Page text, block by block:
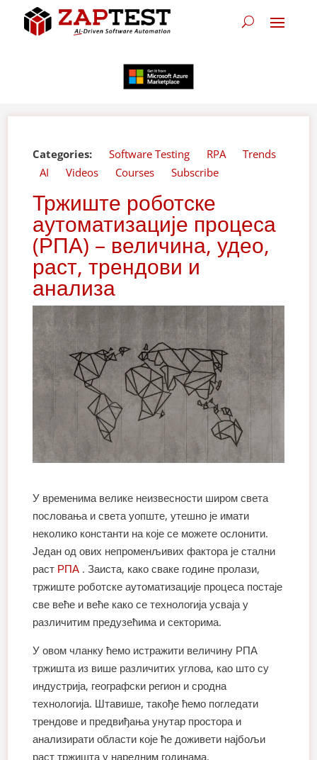
Categories: Software Testing RPA
Trends
AI
Videos Courses Subscribe
Тржиште роботске
аутоматизације процеса
(РПА) – величина, удео,
раст, трендови и
анализа
У временима велике неизвесности широм света
пословања и света уопште, утешно је имати
неколико константи на које се можете ослонити.
Један од ових непроменљивих фактора је стални
раст РПА . Заиста, како сваке године пролази,
тржиште роботске аутоматизације процеса постаје
све веће и веће како се технологија усваја у
различитим предузећима и секторима.
У овом чланку ћемо истражити величину РПА
тржишта из више различитих углова, као што су
индустрија, географски регион и сродна
технологија. Штавише, такође ћемо погледати
трендове и предвиђања унутар простора и
анализирати области које ће доживети најбољи
раст тржишта у наредним годинама.